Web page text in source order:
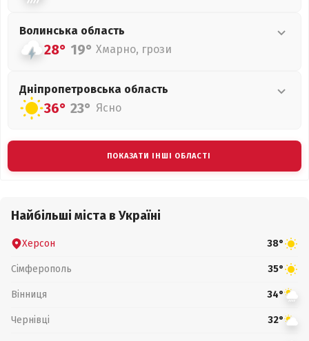
Волинська область
28° 19° Хмарно, грози
Дніпропетровська область
36° 23° Ясно
ПОКАЗАТИ ІНШІ ОБЛАСТІ
Найбільші міста в Україні
Херсон 38°
Сімферополь 35°
Вінниця 34°
Чернівці 32°